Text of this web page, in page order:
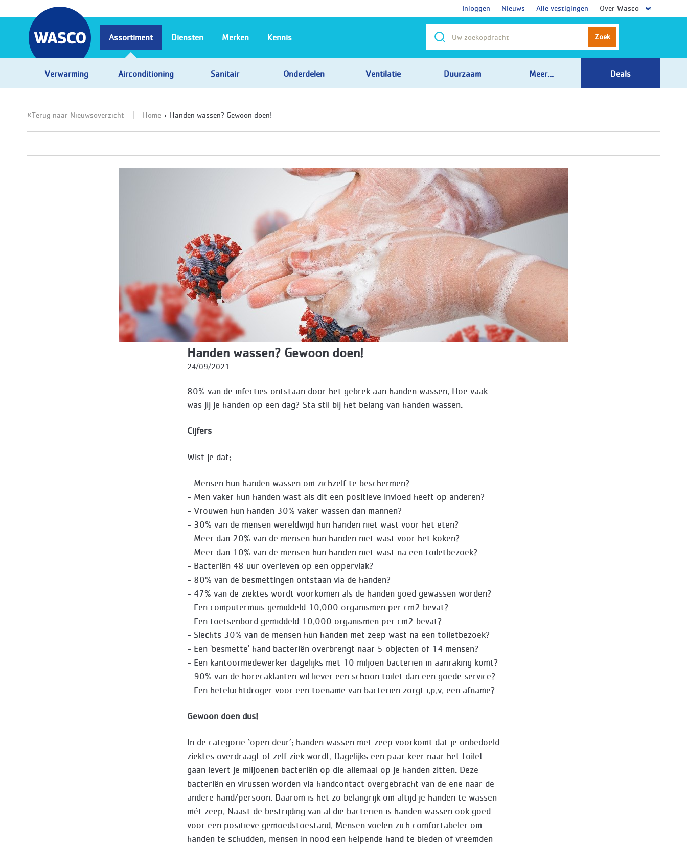
Inloggen Nieuws Alle vestigingen Over Wasco
Zoek
Assortiment
Verwarming Airconditioning Sanitair Onderdelen Ventilatie Duurzaam Meer... Deals
Diensten Merken Kennis
Terug naar Nieuwsoverzicht Home Handen wassen? Gewoon doen!
Handen wassen? Gewoon doen!
24/09/2021
80% van de infecties ontstaan door het gebrek aan handen wassen. Hoe vaak
was jij je handen op een dag? Sta stil bij het belang van handen wassen.
Cijfers
Wist je dat:
- Mensen hun handen wassen om zichzelf te beschermen?
- Men vaker hun handen wast als dit een positieve invloed heeft op anderen?
- Vrouwen hun handen 30% vaker wassen dan mannen?
- 30% van de mensen wereldwijd hun handen niet wast voor het eten?
- Meer dan 20% van de mensen hun handen niet wast voor het koken?
- Meer dan 10% van de mensen hun handen niet wast na een toiletbezoek?
- Bacteriën 48 uur overleven op een oppervlak?
- 80% van de besmettingen ontstaan via de handen?
- 47% van de ziektes wordt voorkomen als de handen goed gewassen worden?
- Een computermuis gemiddeld 10.000 organismen per cm2 bevat?
- Een toetsenbord gemiddeld 10.000 organismen per cm2 bevat?
- Slechts 30% van de mensen hun handen met zeep wast na een toiletbezoek?
- Een 'besmette' hand bacteriën overbrengt naar 5 objecten of 14 mensen?
- Een kantoormedewerker dagelijks met 10 miljoen bacteriën in aanraking komt?
- 90% van de horecaklanten wil liever een schoon toilet dan een goede service?
- Een heteluchtdroger voor een toename van bacteriën zorgt i.p.v. een afname?
Gewoon doen dus!
In de categorie ‘open deur’: handen wassen met zeep voorkomt dat je onbedoeld
ziektes overdraagt of zelf ziek wordt. Dagelijks een paar keer naar het toilet
gaan levert je miljoenen bacteriën op die allemaal op je handen zitten. Deze
bacteriën en virussen worden via handcontact overgebracht van de ene naar de
andere hand/persoon. Daarom is het zo belangrijk om altijd je handen te wassen
mét zeep. Naast de bestrijding van al die bacteriën is handen wassen ook goed
voor een positieve gemoedstoestand. Mensen voelen zich comfortabeler om
handen te schudden, mensen in nood een helpende hand te bieden of vreemden